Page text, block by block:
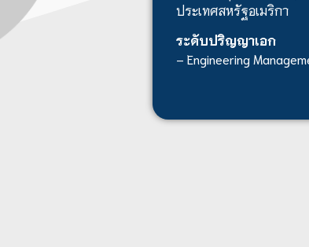
ประเทศสหรัฐอเมริกา
ระดับปริญญาเอก
– Engineering